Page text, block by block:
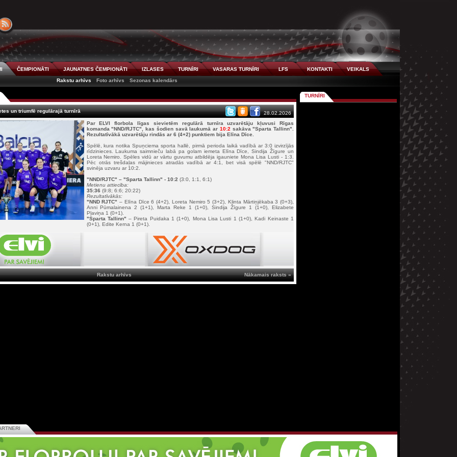
ČEMPIONĀTI JAUNATNES ČEMPIONĀTI IZLASES TURNĪRI VASARAS TURNĪRI LFS KONTAKTI
VEIKALS
Rakstu arhīvs
Foto arhīvs Sezonas kalendārs
un triumfē regulārajā turnīrā
28.02.2026
Par ELVI florbola līgas sievietēm regulārā turnīra uzvarētāju kļuvusi Rīgas
komanda "NND/RJTC", kas šodien savā laukumā ar 10:2 sakāva "Sparta Tallinn".
Rezultatīvākā uzvarētāju rindās ar 6 (4+2) punktiem bija Elīna Dīce.
Spēlē, kura notika Spuņciema sporta hallē, pirmā perioda laikā vadībā ar 3:0 izvirzījās
rīdzinieces. Laukuma saimnieču labā pa golam iemeta Elīna Dīce, Sindija Žīgure un
Loreta Nemiro. Spēles vidū ar vārtu guvumu atbildēja igauniete Mona Lisa Lusti - 1:3.
Pēc otrās trešdaļas mājinieces atradās vadībā ar 4:1, bet visā spēlē "NND/RJTC"
svinēja uzvaru ar 10:2.
"NND/RJTC" – "Sparta Tallinn" - 10:2 (3:0, 1:1, 6:1)
Metienu attiecība:
35:36 (9:8; 6:6; 20:22)
Rezultatīvākās:
"NND RJTC" – Elīna Dīce 6 (4+2), Loreta Nemiro 5 (3+2), Klinta Mārtiņjēkaba 3 (0+3),
Anni Pūmalainena 2 (1+1), Marta Reke 1 (1+0), Sindija Žīgure 1 (1+0), Elizabete
Pļaviņa 1 (0+1).
"Sparta Tallinn" – Pireta Puidaka 1 (1+0), Mona Lisa Lusti 1 (1+0), Kadi Keinaste 1
(0+1), Edite Kerna 1 (0+1).
Nākamais raksts »
Rakstu arhīvs
TURNĪRI